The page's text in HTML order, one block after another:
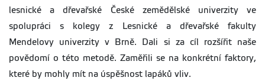
lesnické a dřevařské České zemědělské univerzity ve
spolupráci s kolegy z Lesnické a dřevařské fakulty
Mendelovy univerzity v Brně. Dali si za cíl rozšířit naše
povědomí o této metodě. Zaměřili se na konkrétní faktory,
které by mohly mít na úspěšnost lapáků vliv.